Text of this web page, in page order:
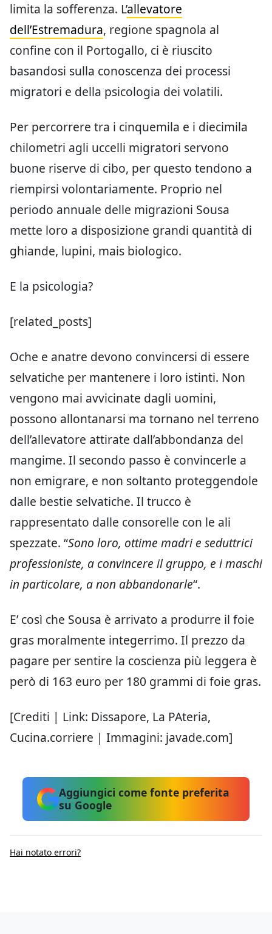
limita la sofferenza. L’allevatore
dell’Estremadura, regione spagnola al
confine con il Portogallo, ci è riuscito
basandosi sulla conoscenza dei processi
migratori e della psicologia dei volatili.
Per percorrere tra i cinquemila e i diecimila
chilometri agli uccelli migratori servono
buone riserve di cibo, per questo tendono a
riempirsi volontariamente. Proprio nel
periodo annuale delle migrazioni Sousa
mette loro a disposizione grandi quantità di
ghiande, lupini, mais biologico.
E la psicologia?
[related_posts]
Oche e anatre devono convincersi di essere
selvatiche per mantenere i loro istinti. Non
vengono mai avvicinate dagli uomini,
possono allontanarsi ma tornano nel terreno
dell’allevatore attirate dall’abbondanza del
mangime. Il secondo passo è convincerle a
non emigrare, e non soltanto proteggendole
dalle bestie selvatiche. Il trucco è
rappresentato dalle consorelle con le ali
spezzate. “Sono loro, ottime madri e seduttrici
professioniste, a convincere il gruppo, e i maschi
in particolare, a non abbandonarle“.
E’ così che Sousa è arrivato a produrre il foie
gras moralmente integerrimo. Il prezzo da
pagare per sentire la coscienza più leggera è
però di 163 euro per 180 grammi di foie gras.
[Crediti | Link: Dissapore, La PAteria,
Cucina.corriere | Immagini: javade.com]
Aggiungici come fonte preferita
su Google
Hai notato errori?